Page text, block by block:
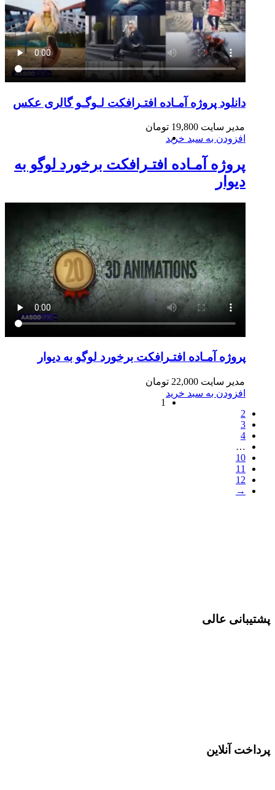
دانلود پروژه آمـاده افتـرافکت لـوگـو گالری عکس
مدیر سایت 19,800 تومان
افزودن به سبد خرید
پروژه آمـاده افتـرافکت برخورد لوگو به
دیوار
پروژه آمـاده افتـرافکت برخورد لوگو به دیوار
مدیر سایت 22,000 تومان
افزودن به سبد خرید
1
2
3
4
…
10
11
12
→
پشتیبانی عالی
پرداخت آنلاین